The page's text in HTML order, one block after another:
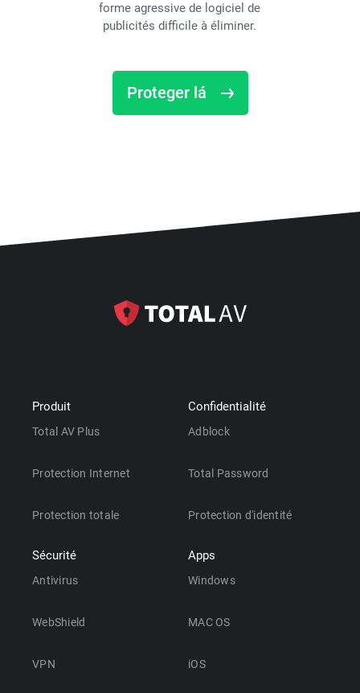
forme agressive de logiciel de
publicités difficile à éliminer.
Proteger lá
Produit
Total AV Plus
Protection Internet
Protection totale
Sécurité
Antivirus
WebShield
VPN
Confidentialité
Adblock
Total Password
Protection d'identité
Apps
Windows
MAC OS
iOS